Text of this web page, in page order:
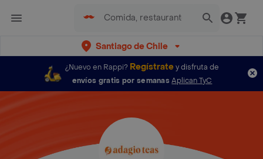
Santiago de Chile
¿Nuevo en Rappi? Regístratey disfruta de
envíos gratis por semanas Aplican TyC